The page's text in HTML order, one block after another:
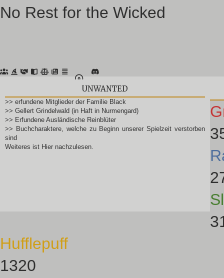
No Rest for the Wicked
UNWANTED
>> erfundene Mitglieder der Familie Black
>> Gellert Grindelwald (in Haft in Nurmengard)
>> Erfundene Ausländische Reinblüter
>> Buchcharaktere, welche zu Beginn unserer Spielzeit verstorben
sind
Weiteres ist Hier nachzulesen.
Hufflepuff
1320